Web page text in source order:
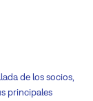
de los socios,
principales